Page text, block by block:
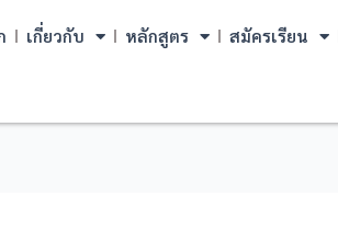
เกี่ยวกับ หลักสูตร สมัครเรียน